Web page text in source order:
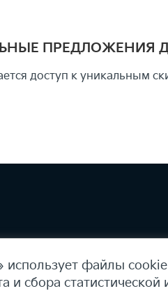
ПРЕДЛОЖЕНИЯ
доступ к уникальным
файлы
и сбора